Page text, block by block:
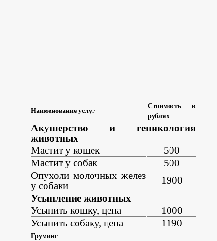
Наименование услуг
Стоимость в
рублях
Акушерство и геникология
животных
Мастит у кошек
500
Мастит у собак
500
Опухоли молочных желез
у собаки
1900
Усыпление животных
Усыпить кошку, цена
1000
Усыпить собаку, цена
1190
Груминг